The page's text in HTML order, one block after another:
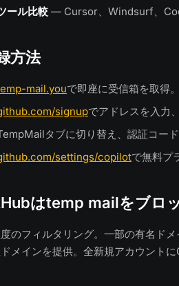
ール比較 — Cursor、Windsurf、
方法
mail.youで即座に受信箱を取得
signupでアドレスを入力
タブに切り替え、認証コー
settings/copilotで無料プ
はtemp mailをブロ
のフィルタリング。一部の有名ド
メインを提供。全新規アカウントに